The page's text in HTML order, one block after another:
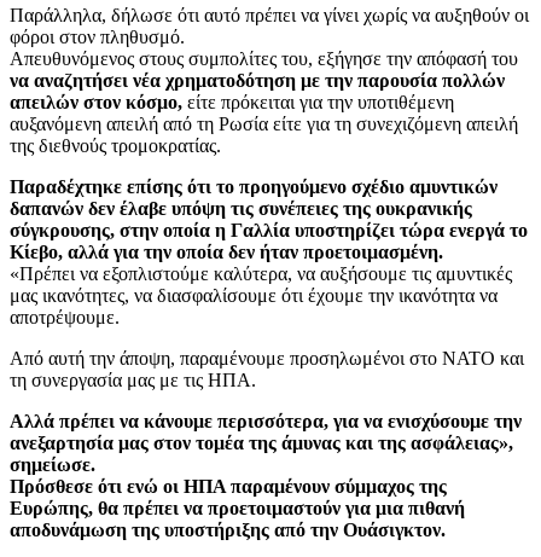
Παράλληλα, δήλωσε ότι αυτό πρέπει να γίνει χωρίς να αυξηθούν οι
φόροι στον πληθυσμό.
Απευθυνόμενος στους συμπολίτες του, εξήγησε την απόφασή του
να αναζητήσει νέα χρηματοδότηση με την παρουσία πολλών
απειλών στον κόσμο, είτε πρόκειται για την υποτιθέμενη
αυξανόμενη απειλή από τη Ρωσία είτε για τη συνεχιζόμενη απειλή
της διεθνούς τρομοκρατίας.
Παραδέχτηκε επίσης ότι το προηγούμενο σχέδιο αμυντικών
δαπανών δεν έλαβε υπόψη τις συνέπειες της ουκρανικής
σύγκρουσης, στην οποία η Γαλλία υποστηρίζει τώρα ενεργά το
Κίεβο, αλλά για την οποία δεν ήταν προετοιμασμένη.
«Πρέπει να εξοπλιστούμε καλύτερα, να αυξήσουμε τις αμυντικές
μας ικανότητες, να διασφαλίσουμε ότι έχουμε την ικανότητα να
αποτρέψουμε.
Από αυτή την άποψη, παραμένουμε προσηλωμένοι στο ΝΑΤΟ και
τη συνεργασία μας με τις ΗΠΑ.
Αλλά πρέπει να κάνουμε περισσότερα, για να ενισχύσουμε την
ανεξαρτησία μας στον τομέα της άμυνας και της ασφάλειας»,
σημείωσε.
Πρόσθεσε ότι ενώ οι ΗΠΑ παραμένουν σύμμαχος της
Ευρώπης, θα πρέπει να προετοιμαστούν για μια πιθανή
αποδυνάμωση της υποστήριξης από την Ουάσιγκτον.